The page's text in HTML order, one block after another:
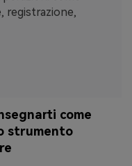
registrazione,
come
strumento